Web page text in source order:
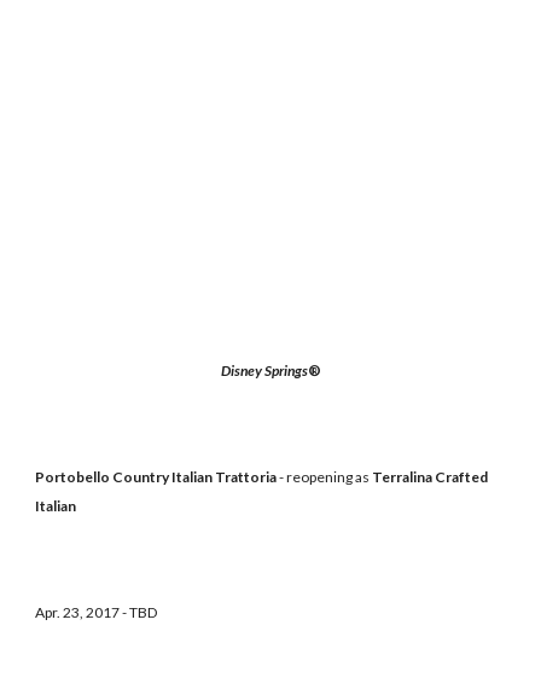
Disney Springs®
Portobello Country Italian Trattoria- reopening as Terralina Crafted
Italian
Apr. 23, 2017 - TBD